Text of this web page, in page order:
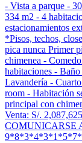
- Vista a parque -
334 m2 - 4
estacionamientos
*Pisos, techos,
pica nunca Primer
chimenea -
habitaciones -
Lavandería -
room - Habitación
principal con
Venta: S/.
COMUNICARSE